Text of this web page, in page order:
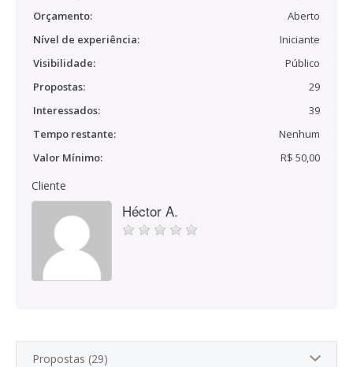
Orçamento:
Aberto
Nível de experiência:
Iniciante
Visibilidade:
Público
Propostas:
29
Interessados:
39
Tempo restante:
Nenhum
Valor Mínimo:
R$ 50,00
Cliente
Héctor A.
Propostas (29)